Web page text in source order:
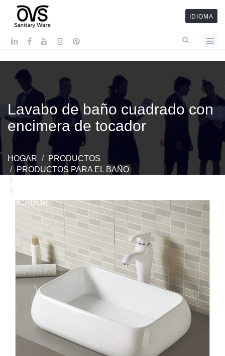
IDIOMA
Lavabo de baño cuadrado con
encimera de tocador
HOGAR
PRODUCTOS
PRODUCTOS PARA EL BAÑO
TOCADOR